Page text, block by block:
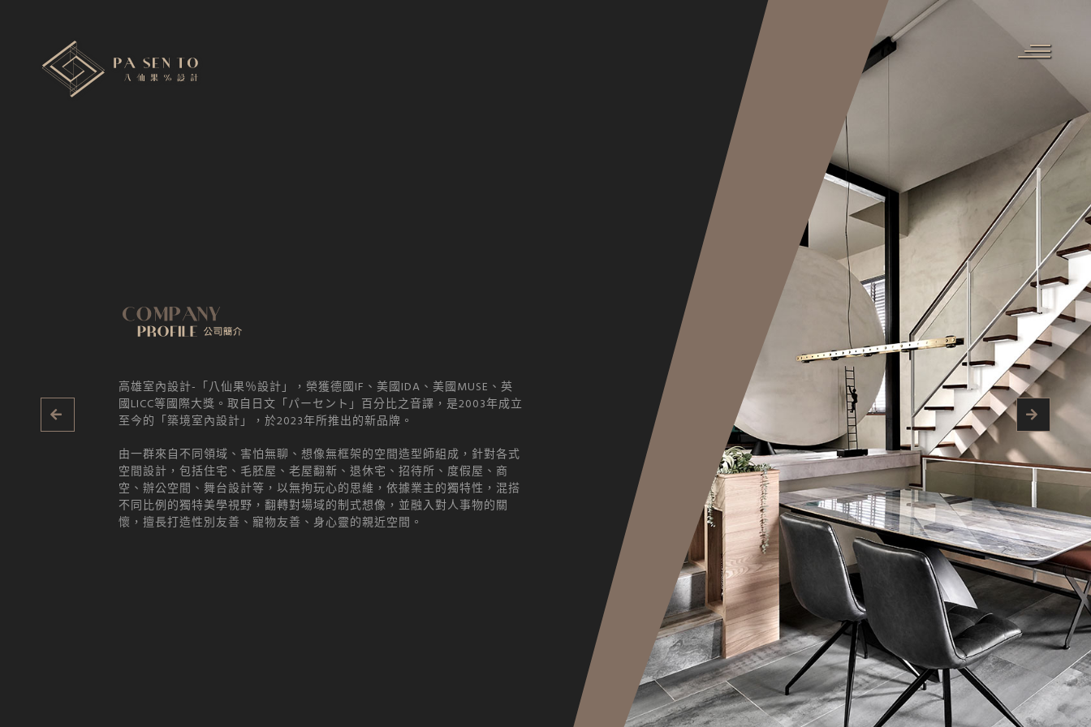
高雄室內設計-「八仙果％設計」，榮獲德國IF、美國IDA、美國MUSE、英
國LICC等國際大獎。取自日文「パーセント」百分比之音譯，是2003年成立
至今的「築境室內設計」，於2023年所推出的新品牌。
由一群來自不同領域、害怕無聊、想像無框架的空間造型師組成，針對各式
空間設計，包括住宅、毛胚屋、老屋翻新、退休宅、招待所、度假屋、商
空、辦公空間、舞台設計等，以無拘玩心的思維，依據業主的獨特性，混搭
不同比例的獨特美學視野，翻轉對場域的制式想像，並融入對人事物的關
懷，擅長打造性別友善、寵物友善、身心靈的親近空間。